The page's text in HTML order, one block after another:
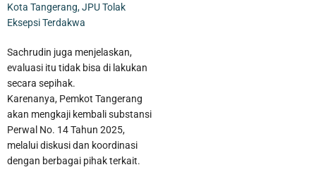
Bandara Soekarno Hatta Jadi Bandara Tersibuk Kedua di Asia
Tenggara Versi OAG
Kota Tangerang, JPU Tolak
Eksepsi Terdakwa
Sachrudin juga menjelaskan,
evaluasi itu tidak bisa di lakukan
secara sepihak.
Karenanya, Pemkot Tangerang
akan mengkaji kembali substansi
Perwal No. 14 Tahun 2025,
melalui diskusi dan koordinasi
dengan berbagai pihak terkait.